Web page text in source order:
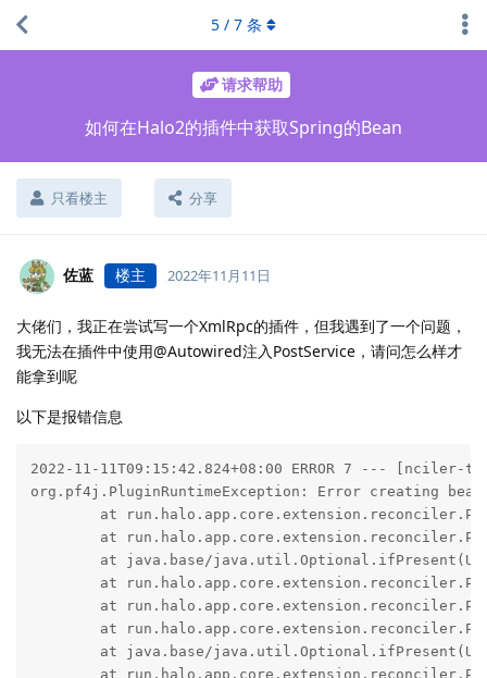
请求帮助
如何在Halo2的插件中获取Spring的Bean
只看楼主 分享
5 / 7 条
佐蓝 楼主 2022年11月11日
大佬们，我正在尝试写一个XmlRpc的插件，但我遇到了一个问题，
我无法在插件中使用@Autowired注入PostService，请问怎么样才
能拿到呢
以下是报错信息
2022-11-11T09:15:42.824+08:00 ERROR 7 ---
org.pf4j.PluginRuntimeException: Error creating